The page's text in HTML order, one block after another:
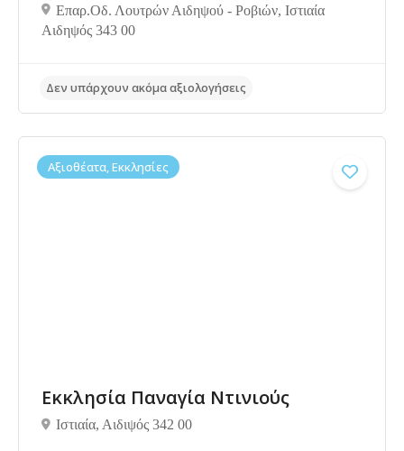
Επαρ.Οδ. Λουτρών Αιδηψού - Ροβιών, Ιστιαία
Αιδηψός 343 00
Αξιοθέατα, Εκκλησίες
Εκκλησία Παναγία Ντινιούς
Ιστιαία, Αιδιψός 342 00